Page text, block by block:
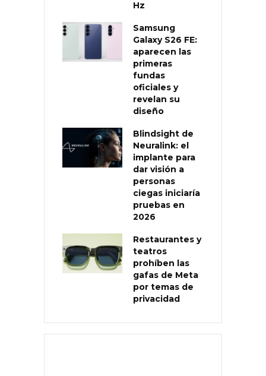
Hz
Samsung
Galaxy S26 FE:
aparecen las
primeras
fundas
oficiales y
revelan su
diseño
Blindsight de
Neuralink: el
implante para
dar visión a
personas
ciegas iniciaría
pruebas en
2026
Restaurantes y
teatros
prohíben las
gafas de Meta
por temas de
privacidad